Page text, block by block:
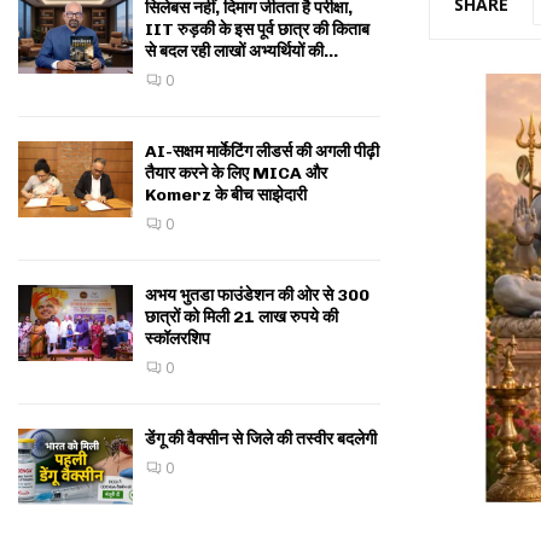
सिलेबस नहीं, दिमाग जीतता है परीक्षा,
IIT रुड़की के इस पूर्व छात्र की किताब
से बदल रही लाखों अभ्यर्थियों की...
0
AI-सक्षम मार्केटिंग लीडर्स की अगली पीढ़ी
तैयार करने के लिए MICA और
Komerz के बीच साझेदारी
0
अभय भुतडा फाउंडेशन की ओर से 300
छात्रों को मिली 21 लाख रुपये की
स्कॉलरशिप
0
डेंगू की वैक्सीन से जिले की तस्वीर बदलेगी
0